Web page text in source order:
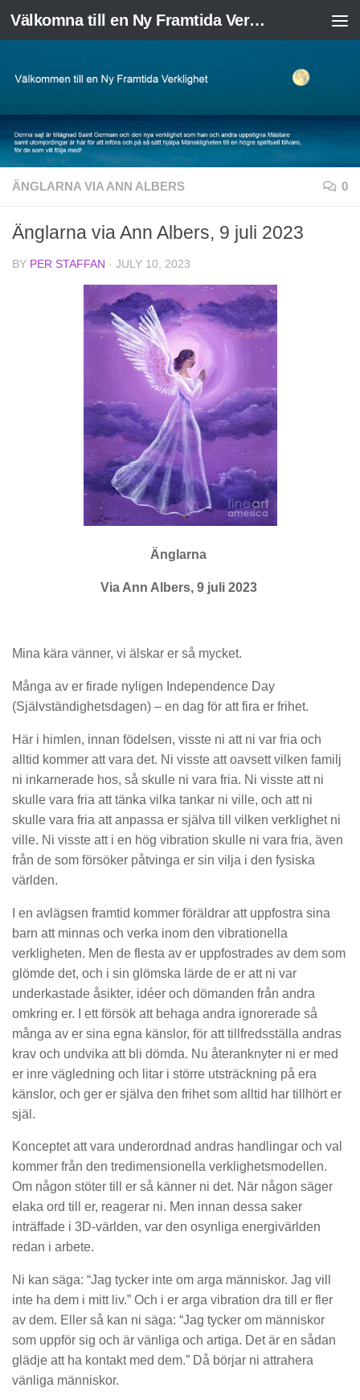
Skip to content Välkomna till en Ny Framtida Verklighet
ÄNGLARNA VIA ANN ALBERS 0
Änglarna via Ann Albers, 9 juli 2023
BY PER STAFFAN · JULY 10, 2023
Änglarna
Via Ann Albers, 9 juli 2023
Mina kära vänner, vi älskar er så mycket.
Många av er firade nyligen Independence Day
(Självständighetsdagen) – en dag för att fira er frihet.
Här i himlen, innan födelsen, visste ni att ni var fria och
alltid kommer att vara det. Ni visste att oavsett vilken familj
ni inkarnerade hos, så skulle ni vara fria. Ni visste att ni
skulle vara fria att tänka vilka tankar ni ville, och att ni
skulle vara fria att anpassa er själva till vilken verklighet ni
ville. Ni visste att i en hög vibration skulle ni vara fria, även
från de som försöker påtvinga er sin vilja i den fysiska
världen.
I en avlägsen framtid kommer föräldrar att uppfostra sina
barn att minnas och verka inom den vibrationella
verkligheten. Men de flesta av er uppfostrades av dem som
glömde det, och i sin glömska lärde de er att ni var
underkastade åsikter, idéer och dömanden från andra
omkring er. I ett försök att behaga andra ignorerade så
många av er sina egna känslor, för att tillfredsställa andras
krav och undvika att bli dömda. Nu återanknyter ni er med
er inre vägledning och litar i större utsträckning på era
känslor, och ger er själva den frihet som alltid har tillhört er
själ.
Konceptet att vara underordnad andras handlingar och val
kommer från den tredimensionella verklighetsmodellen.
Om någon stöter till er så känner ni det. När någon säger
elaka ord till er, reagerar ni. Men innan dessa saker
inträffade i 3D-världen, var den osynliga energivärlden
redan i arbete.
Ni kan säga: “Jag tycker inte om arga människor. Jag vill
inte ha dem i mitt liv.” Och i er arga vibration dra till er fler
av dem. Eller så kan ni säga: “Jag tycker om människor
som uppför sig och är vänliga och artiga. Det är en sådan
glädje att ha kontakt med dem.” Då börjar ni attrahera
vänliga människor.